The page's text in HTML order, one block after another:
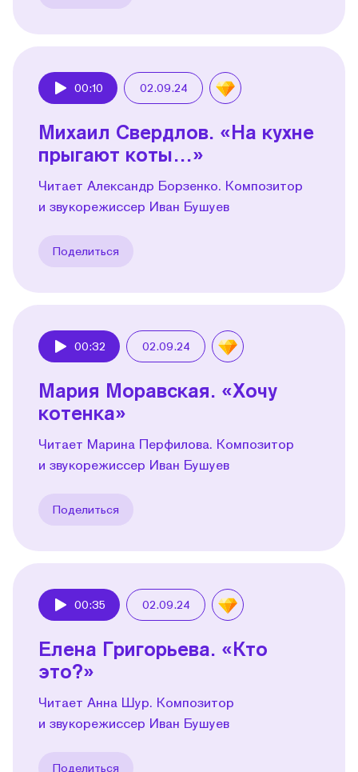
00:10 02.09.24
Михаил Свердлов. «На кухне
прыгают коты…»
Читает Александр Борзенко. Композитор
и звукорежиссер Иван Бушуев
Поделиться
00:32 02.09.24
Мария Моравская. «Хочу
котенка»
Читает Марина Перфилова. Композитор
и звукорежиссер Иван Бушуев
Поделиться
00:35 02.09.24
Елена Григорьева. «Кто
это?»
Читает Анна Шур. Композитор
и звукорежиссер Иван Бушуев
Поделиться